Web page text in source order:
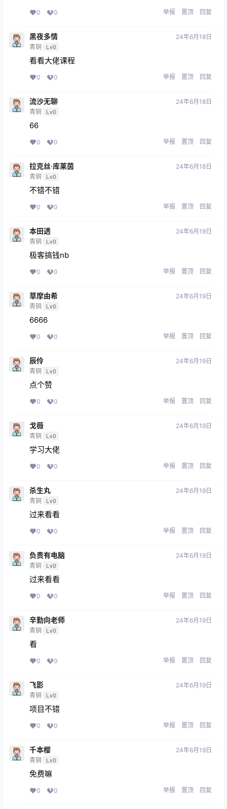
0 0 举报 置顶 回复
黑夜多情
青铜 Lv0
24年6月18日
看看大佬课程
0 0 举报 置顶 回复
流沙无聊
青铜 Lv0
24年6月18日
66
0 0 举报 置顶 回复
拉克丝·库莱茵
青铜 Lv0
24年6月18日
不错不错
0 0 举报 置顶 回复
本田透
青铜 Lv0
24年6月19日
极客搞钱nb
0 0 举报 置顶 回复
草摩由希
青铜 Lv0
24年6月19日
6666
0 0 举报 置顶 回复
辰伶
青铜 Lv0
24年6月19日
点个赞
0 0 举报 置顶 回复
戈薇
青铜 Lv0
24年6月19日
学习大佬
0 0 举报 置顶 回复
杀生丸
青铜 Lv0
24年6月19日
过来看看
0 0 举报 置顶 回复
负责有电脑
青铜 Lv0
24年6月19日
过来看看
0 0 举报 置顶 回复
辛勤向老师
青铜 Lv0
24年6月19日
看
0 0 举报 置顶 回复
飞影
青铜 Lv0
24年6月19日
项目不错
0 0 举报 置顶 回复
千本樱
青铜 Lv0
24年6月19日
免费嘛
0 0 举报 置顶 回复